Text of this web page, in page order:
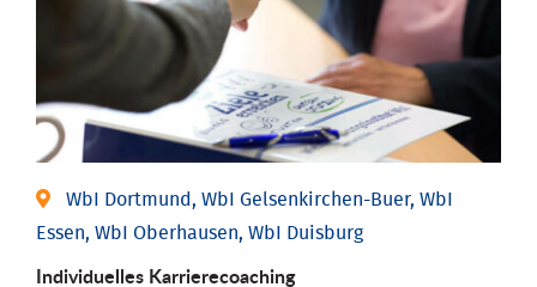
WbI Dortmund, WbI Gelsenkirchen-Buer, WbI
Essen, WbI Oberhausen, WbI Duisburg
Individu­elles Karrierecoaching